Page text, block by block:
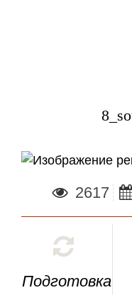
2617
Подготовка